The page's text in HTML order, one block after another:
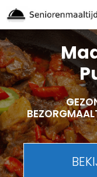
Spring
naar
inhoud